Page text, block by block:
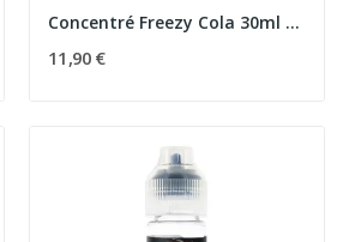
Concentré Freezy Cola 30ml Les Créations -...
11,90 €